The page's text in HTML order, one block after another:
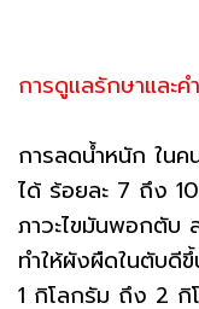
การดูแลรักษาและค
การลดน้ำหนัก ใน
ได้ ร้อยละ 7 ถึง
ภาวะไขมันพอกตับ
ทำให้ผังผืดในตับดี
1 กิโลกรัม ถึง 2 กิ